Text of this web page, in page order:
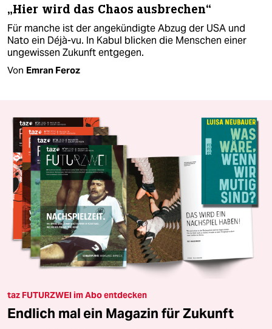
„Hier wird das Chaos ausbrechen“
Für manche ist der angekündigte Abzug der USA und
Nato ein Déjà-vu. In Kabul blicken die Menschen einer
ungewissen Zukunft entgegen.
Von Emran Feroz
taz FUTURZWEI im Abo entdecken
Endlich mal ein Magazin für Zukunft